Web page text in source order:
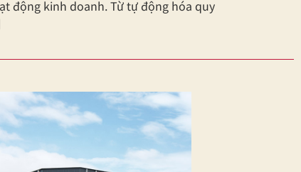
động kinh doanh. Từ tự động hóa quy